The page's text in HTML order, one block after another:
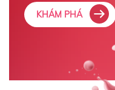
KHÁM PHÁ